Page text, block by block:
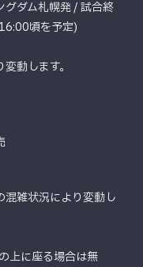
グダム札幌発 / 試合終
頃を予定)
動します。
雑状況により変動し
上に座る場合は無